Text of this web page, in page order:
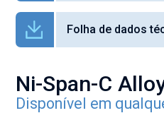
Folha de dados
Ni-Span-C
Disponível em